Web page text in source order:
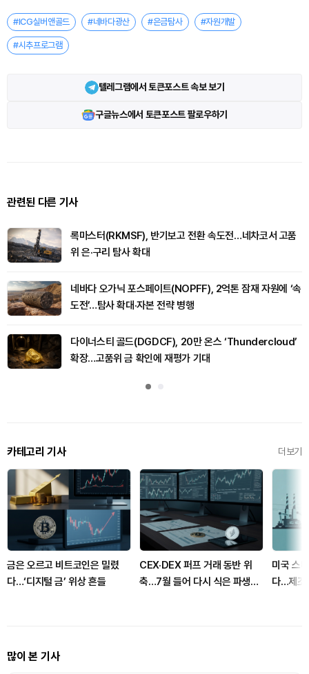
#ICG실버앤골드 #네바다광산 #은금탐사 #자원개발
#시추프로그램
텔레그램에서 토큰포스트 속보 보기
구글뉴스에서 토큰포스트 팔로우하기
관련된 다른 기사
록마스터(RKMSF), 반기보고 전환 속도전…네차코서 고품
위 은·구리 탐사 확대
네바다 오가닉 포스페이트(NOPFF), 2억톤 잠재 자원에 ‘속
도전’…탐사 확대·자본 전략 병행
다이너스티 골드(DGDCF), 20만 온스 ‘Thundercloud’
확장…고품위 금 확인에 재평가 기대
카테고리 기사 더보기
금은 오르고 비트코인은 밀렸
다…‘디지털 금’ 위상 흔들
CEX·DEX 퍼프 거래 동반 위
축…7월 들어 다시 식은 파생시
미국 스
다…제조
많이 본 기사